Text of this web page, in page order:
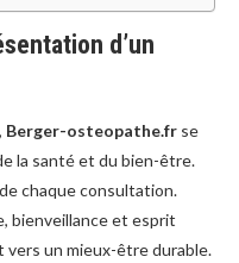
d’un
Berger-osteopathe.fr se
la santé et du bien-être.
chaque consultation.
bienveillance et esprit
vers un mieux-être durable.